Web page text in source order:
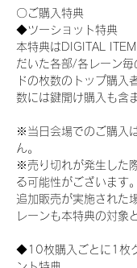
〇ご購入特典
◆ツーショット特典
本特典はDIGITAL
だいた各部/各レーン毎
ドの枚数のトップ購入
数には鍵開け購入も含
※当日会場でのご購入
ん。
※売り切れが発生した
る可能性がございます。
追加販売が実施された
レーンも本特典の対象
◆10枚購入ごとに1枚